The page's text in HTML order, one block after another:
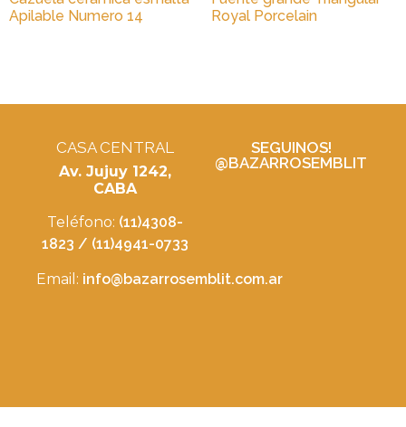
Apilable Numero 14
Royal Porcelain
CASA CENTRAL
Av. Jujuy 1242,
CABA
Teléfono: (11)4308-
1823 / (11)4941-0733
Email: info@bazarrosemblit.com.ar
SEGUINOS!
@BAZARROSEMBLIT